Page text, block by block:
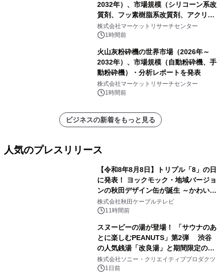
2032年）、市場規模（シリコーン系改
質剤、フッ素樹脂系改質剤、アクリル
系改質剤、ポリウレタン系改質剤、ワ
ックス系改質剤）・分析レポートを発
株式会社マーケットリサーチセンター
1時間前
火山灰粉砕機の世界市場（2026年～
2032年）、市場規模（自動粉砕機、手
動粉砕機）・分析レポートを発表
株式会社マーケットリサーチセンター
1時間前
ビジネスの新着をもっと見る
人気のプレスリリース
【令和8年8月8日】トリプル「8」の日
に発表！ ヨックモック・地域バージョ
ンの秋田デザイン缶が誕生 ～かわいい
秋田犬の子犬と秋田の四季と名所を巡
るパッケージ～ 9月1日(火)秋田県内で
株式会社秋田ケーブルテレビ
11時間前
スヌーピーの湯が登場！ 「サウナのあ
とに楽しむPEANUTS」第2弾 渋谷
の人気銭湯「改良湯」と期間限定のコ
ラボレーション サウナイキタイコラ
ボグッズも発売決定！
株式会社ソニー・クリエイティブプロダクツ
1日前